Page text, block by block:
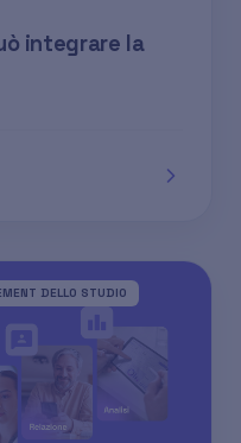
integrare la
DELLO STUDIO